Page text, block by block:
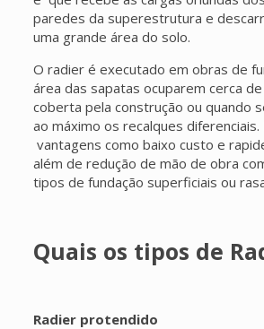
paredes da superestrutura e
uma grande área do solo.
O radier é executado em obras de
área das sapatas ocuparem cerca
coberta pela construção ou quando
ao máximo os recalques
vantagens como baixo custo e
além de redução de mão de obra
tipos de fundação superficiais ou
Quais os tipos de
Radier protendido